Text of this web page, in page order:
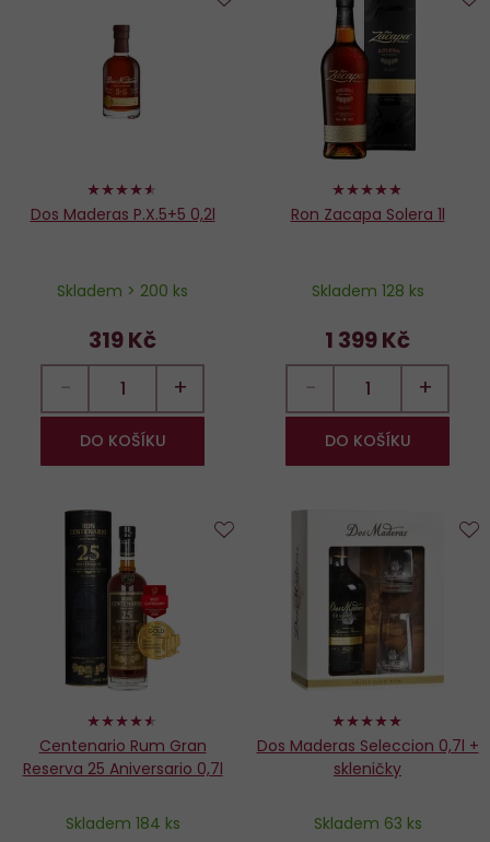
90%
Dos Maderas P.X.5+5 0,2l
Skladem > 200 ks
319 Kč
− +
DO KOŠÍKU
oblíbených
96%
Ron Zacapa Solera 1l
Skladem 128 ks
1 399 Kč
− +
DO KOŠÍKU
90%
Centenario Rum Gran
Reserva 25 Aniversario 0,7l
Skladem 184 ks
oblíbených
100%
Dos Maderas Seleccion 0,7l +
skleničky
Skladem 63 ks